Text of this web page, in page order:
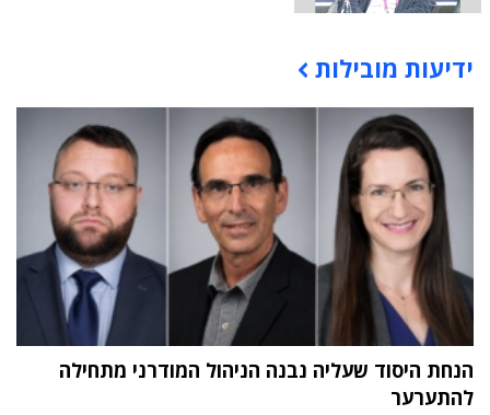
תוכן פרסומי
ידיעות מובילות
הנחת היסוד שעליה נבנה הניהול המודרני מתחילה
להתערער